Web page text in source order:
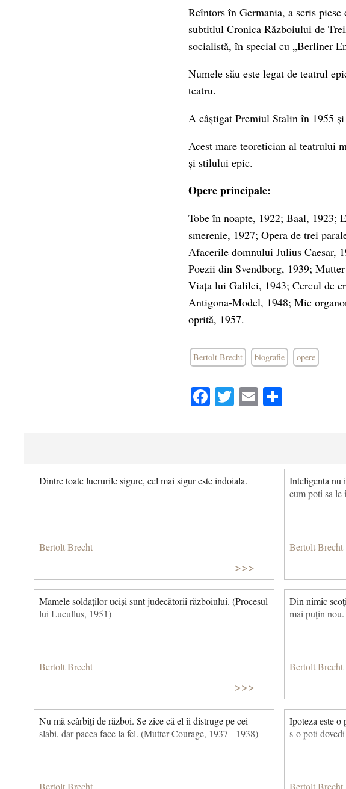
Reîntors în Germania, a scris
subtitlul Cronica Războiului de
socialistă, în special cu „Berliner
Numele său este legat de teatrul
teatru.
A câștigat Premiul Stalin în 1955
Acest mare teoretician al teatrului
și stilului epic.
Opere principale:
Tobe în noapte, 1922; Baal, 1923;
smerenie, 1927; Opera de trei
Afacerile domnului Julius Caesar,
Poezii din Svendborg, 1939;
Viața lui Galilei, 1943; Cercul de
Antigona-Model, 1948; Mic
oprită, 1957.
Bertolt Brecht biografie opere
Facebook
Twitter
Email
Dintre toate lucrurile sigure, cel mai sigur este indoiala.
Bertolt Brecht
>>>
Inteligenta nu
cum poti sa le
Bertolt Brecht
Mamele soldaților uciși sunt judecătorii războiului. (Procesul
lui Lucullus, 1951)
Bertolt Brecht
>>>
Din nimic
mai puțin
Bertolt Brecht
Nu mă scârbiți de război. Se zice că el îi distruge pe cei
slabi, dar pacea face la fel. (Mutter Courage, 1937 - 1938)
Ipoteza este o
s-o poti